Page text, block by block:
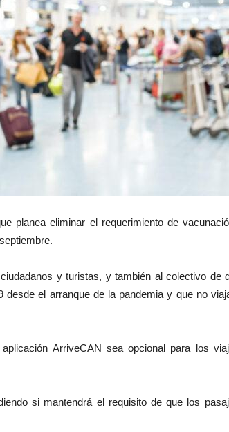
planea eliminar el requerimiento de
y turistas, y también al colectivo de
desde el arranque de la pandemia y que no
ArriveCAN sea opcional para los
si mantendrá el requisito de que los